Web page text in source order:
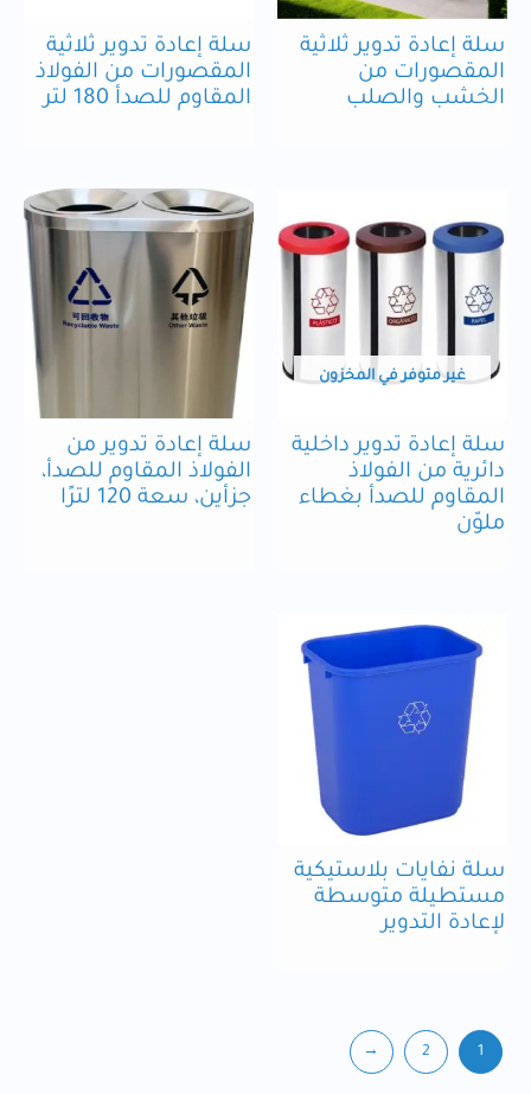
سلة إعادة تدوير ثلاثية
المقصورات من
الخشب والصلب
سلة إعادة تدوير ثلاثية
المقصورات من الفولاذ
المقاوم للصدأ 180 لتر
غير متوفر في المخزون
سلة إعادة تدوير داخلية
دائرية من الفولاذ
المقاوم للصدأ بغطاء
ملوّن
سلة إعادة تدوير من
الفولاذ المقاوم للصدأ،
جزأين، سعة 120 لترًا
سلة نفايات بلاستيكية
مستطيلة متوسطة
لإعادة التدوير
1
2
←